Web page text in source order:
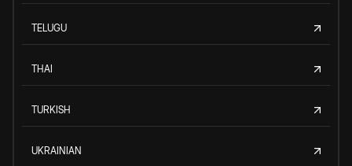
TELUGU
THAI
TURKISH
UKRAINIAN